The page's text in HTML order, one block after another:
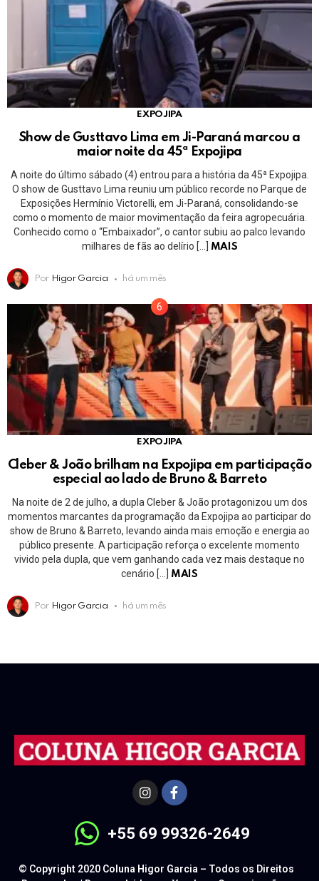
EXPOJIPA
Show de Gusttavo Lima em Ji-Paraná marcou a
maior noite da 45ª Expojipa
A noite do último sábado (4) entrou para a história da 45ª Expojipa.
O show de Gusttavo Lima reuniu um público recorde no Parque de
Exposições Hermínio Victorelli, em Ji-Paraná, consolidando-se
como o momento de maior movimentação da feira agropecuária.
Conhecido como o “Embaixador”, o cantor subiu ao palco levando
milhares de fãs ao delírio […]
MAIS
Por Higor Garcia há um mês
EXPOJIPA
Cleber & João brilham na Expojipa em participação
especial ao lado de Bruno & Barreto
Na noite de 2 de julho, a dupla Cleber & João protagonizou um dos
momentos marcantes da programação da Expojipa ao participar do
show de Bruno & Barreto, levando ainda mais emoção e energia ao
público presente. A participação reforça o excelente momento
vivido pela dupla, que vem ganhando cada vez mais destaque no
cenário […]
MAIS
Por Higor Garcia há um mês
+55 69 99326-2649
© Copyright 2020 Coluna Higor Garcia – Todos os Direitos